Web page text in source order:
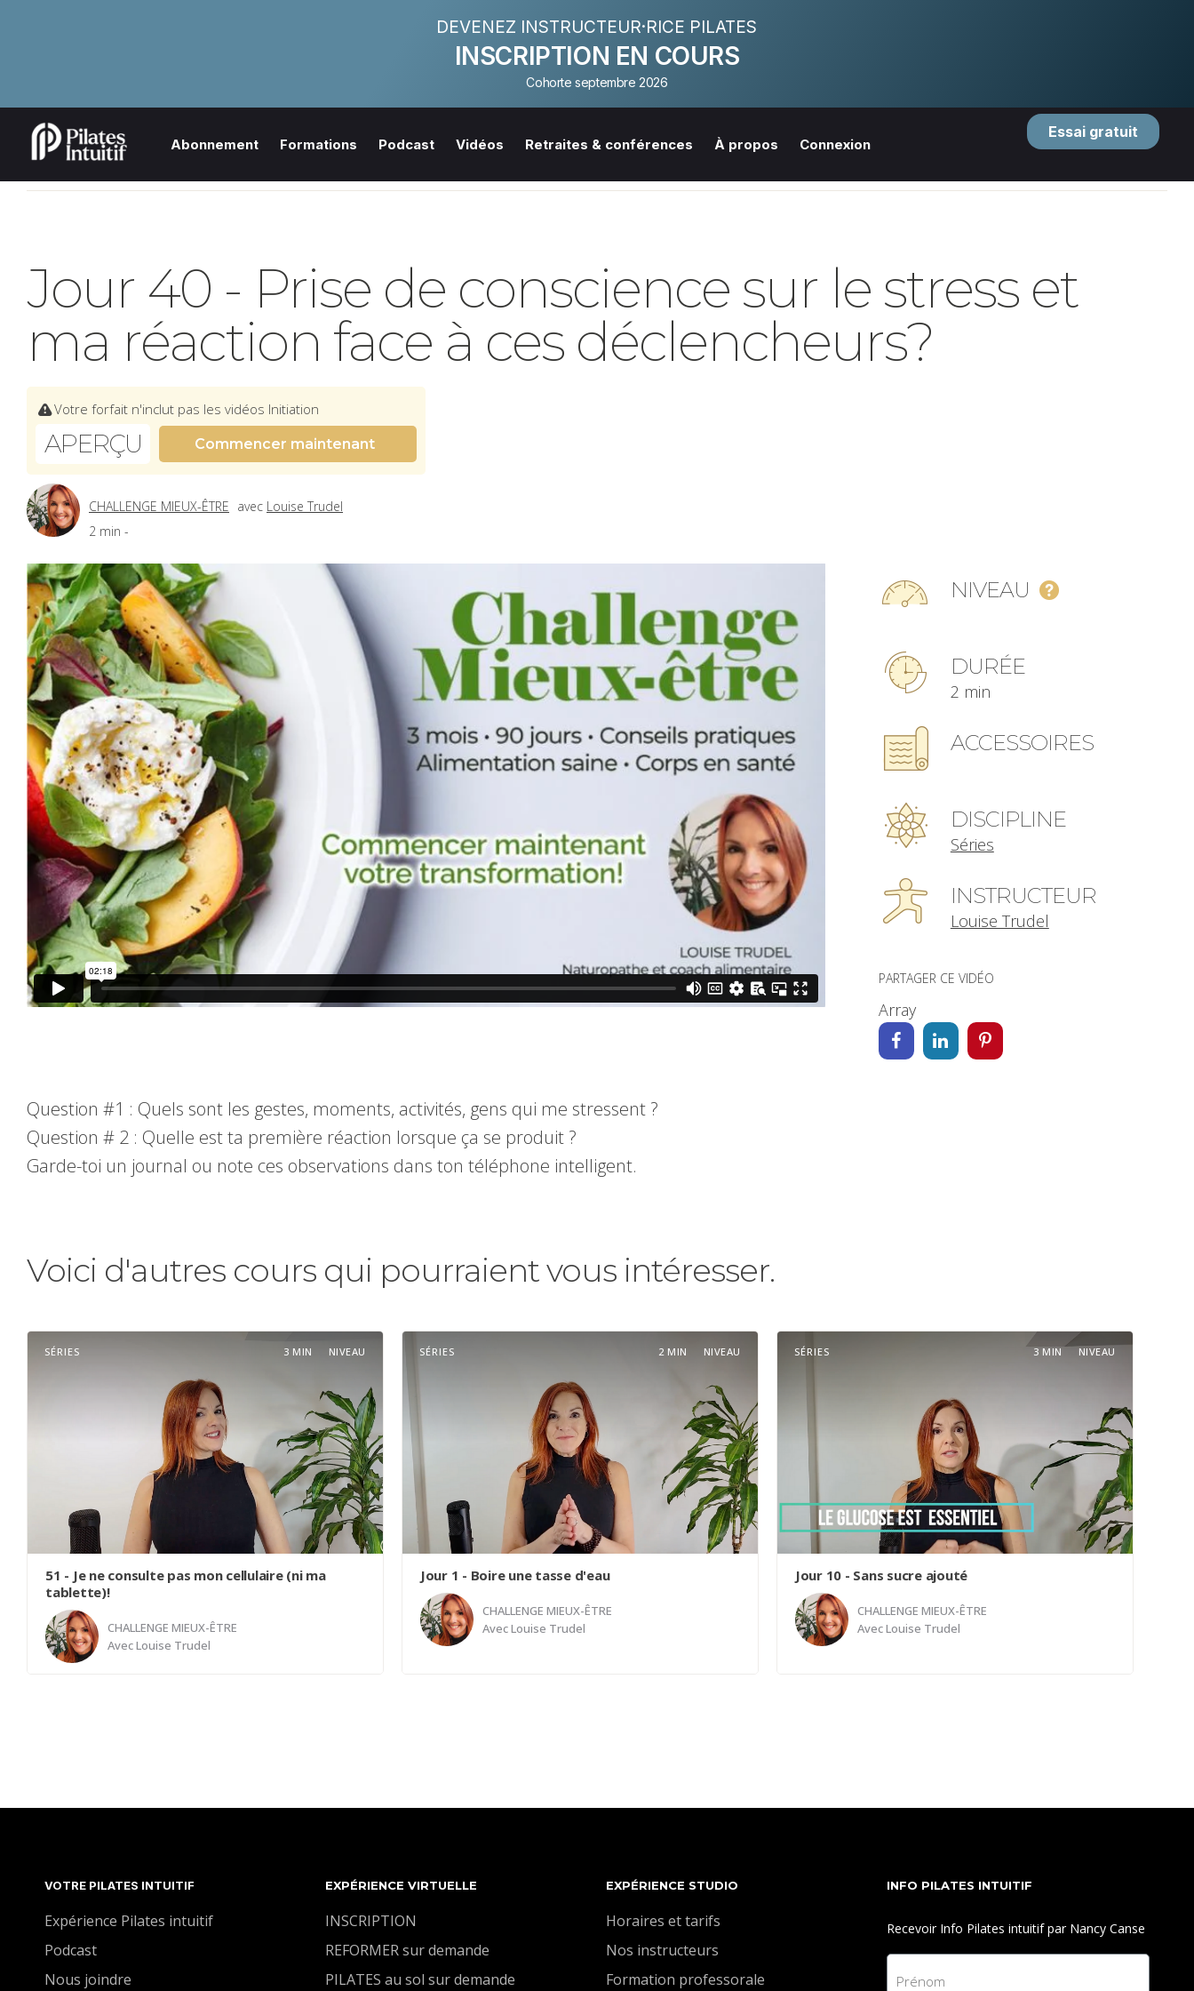
DEVENEZ INSTRUCTEUR·RICE PILATES
INSCRIPTION EN COURS
Cohorte septembre 2026
Abonnement Formations Podcast Vidéos Retraites & conférences À propos Connexion
Essai gratuit
Jour 40 - Prise de conscience sur le stress et
ma réaction face à ces déclencheurs?
Votre forfait n'inclut pas les vidéos Initiation
APERÇU Commencer maintenant
CHALLENGE MIEUX-ÊTRE avec Louise Trudel
2 min -
NIVEAU
DURÉE
2 min
ACCESSOIRES
DISCIPLINE
Séries
INSTRUCTEUR
Louise Trudel
PARTAGER CE VIDÉO
Array
Question #1 : Quels sont les gestes, moments, activités, gens qui me stressent ?
Question # 2 : Quelle est ta première réaction lorsque ça se produit ?
Garde-toi un journal ou note ces observations dans ton téléphone intelligent.
Voici d'autres cours qui pourraient vous intéresser.
SÉRIES 3 MIN NIVEAU
51 - Je ne consulte pas mon cellulaire (ni ma
tablette)!
CHALLENGE MIEUX-ÊTRE
AvecLouise Trudel
Ton bien-être et ta santé - physique et mentale -
remettent en fonction.
SÉRIES 2 MIN NIVEAU
Jour 1 - Boire une tasse d'eau
CHALLENGE MIEUX-ÊTRE
AvecLouise Trudel
SÉRIES 3 MIN NIVEAU
Jour 10 - Sans sucre ajouté
CHALLENGE MIEUX-ÊTRE
AvecLouise Trudel
surconsommation qui est néfaste, Louise nous
VOTRE PILATES INTUITIF
Expérience Pilates intuitif
Podcast
Nous joindre
EXPÉRIENCE VIRTUELLE
INSCRIPTION
REFORMER sur demande
PILATES au sol sur demande
EXPÉRIENCE STUDIO
Horaires et tarifs
Nos instructeurs
Formation professorale
INFO PILATES INTUITIF
Recevoir Info Pilates intuitif par Nancy Canse